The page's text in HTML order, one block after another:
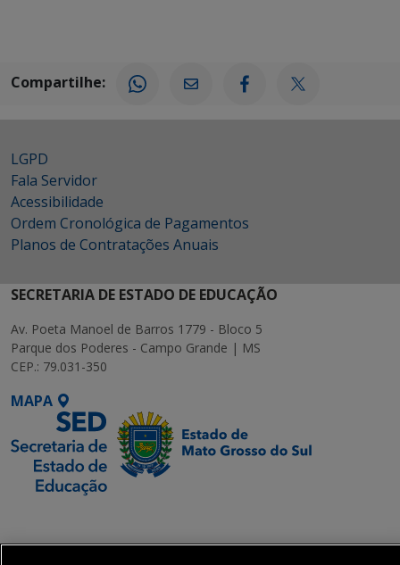
Compartilhe:
LGPD
Fala Servidor
Acessibilidade
Ordem Cronológica de Pagamentos
Planos de Contratações Anuais
SECRETARIA DE ESTADO DE EDUCAÇÃO
Av. Poeta Manoel de Barros 1779 - Bloco 5
Parque dos Poderes - Campo Grande | MS
CEP.: 79.031-350
MAPA
Executiva de